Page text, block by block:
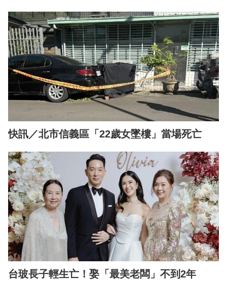
快訊／北市信義區「22歲女墜樓」當場死亡
台玻長子輕生亡！娶「最美老闆」不到2年